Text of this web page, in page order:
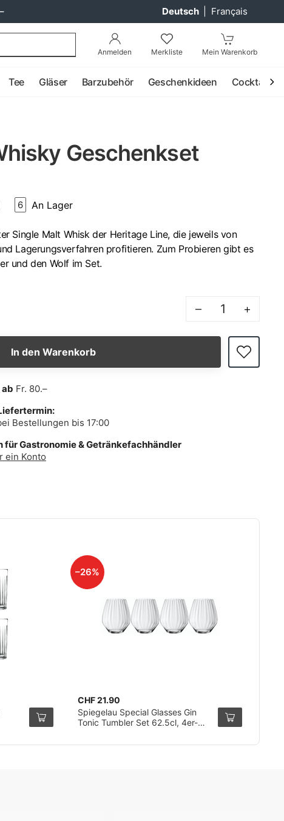
Deutsch Français
Anmelden Merkliste Mein Warenkorb
Tee Gläser Barzubehör Geschenkideen Cocktail
Geschenkset
6 An Lager
Single Malt Whisk der Heritage Line, die jeweils von
Lagerungsverfahren profitieren. Zum Probieren gibt es
und den Wolf im Set.
– +
In den Warenkorb
Fr. 80.–
Bestellungen bis 17:00
für Gastronomie & Getränkefachhändler
ein Konto
–26%
CHF 21.90
Spiegelau Special Glasses Gin
Tonic Tumbler Set 62.5cl, 4er-